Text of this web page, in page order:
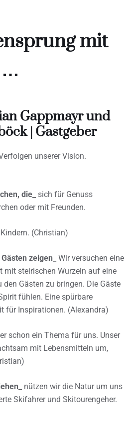
mit
…
Gappmayr und
| Gastgeber
unserer Vision.
die_ sich für Genuss
oder mit Freunden.
(Christian)
zeigen_
Wir versuchen eine
mit steirischen Wurzeln auf eine
den Gästen zu bringen. Die Gäste
fühlen. Eine spürbare
für Inspirationen. (Alexandra)
schon ein Thema für uns. Unser
mit Lebensmitteln um,
nützen wir die Natur um uns
Skifahrer und Skitourengeher.